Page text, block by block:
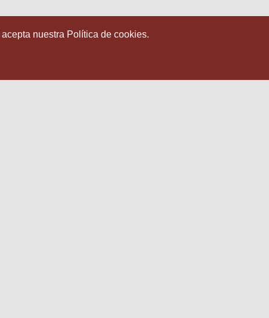
nuestra Política de cookies.